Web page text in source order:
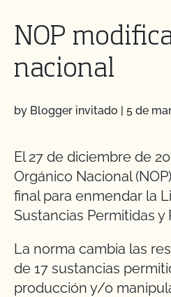
NOP
nacional
by Blogger invitado | 5 de
El 27 de diciembre de
Orgánico Nacional
final para enmendar la
Sustancias Permitidas y
La norma cambia las
de 17 sustancias
producción y/o